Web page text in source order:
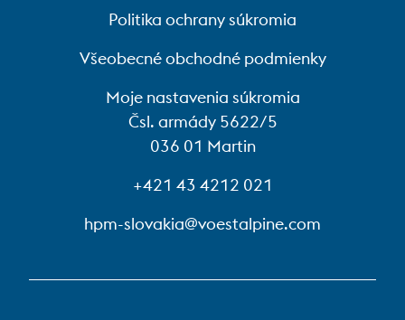
2018
Spoločnosť bola premenovaná na
voestalpine High Performance
Metals Slovakia, s.r.o
Politika ochrany súkromia
Všeobecné obchodné podmienky
Moje nastavenia súkromia
Čsl. armády 5622/5
036 01 Martin
+421 43 4212 021
hpm-slovakia@voestalpine.com